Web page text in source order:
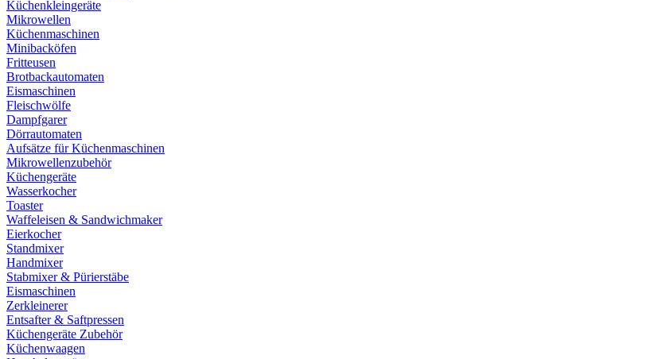
Küchenkleingeräte
Mikrowellen
Küchenmaschinen
Minibacköfen
Fritteusen
Brotbackautomaten
Eismaschinen
Fleischwölfe
Dampfgarer
Dörrautomaten
Aufsätze für Küchenmaschinen
Mikrowellenzubehör
Küchengeräte
Wasserkocher
Toaster
Waffeleisen & Sandwichmaker
Eierkocher
Standmixer
Handmixer
Stabmixer & Pürierstäbe
Eismaschinen
Zerkleinerer
Entsafter & Saftpressen
Küchengeräte Zubehör
Küchenwaagen